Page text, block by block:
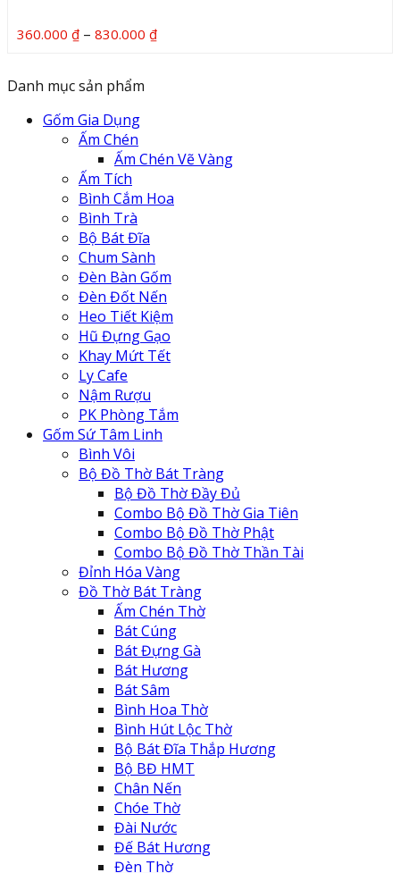
360.000 ₫ – 830.000 ₫Khoảng
Danh mục sản phẩm
Gốm Gia Dụng
Ấm Chén
Ấm Chén Vẽ Vàng
Ấm Tích
Bình Cắm Hoa
Bình Trà
Bộ Bát Đĩa
Chum Sành
Đèn Bàn Gốm
Đèn Đốt Nến
Heo Tiết Kiệm
Hũ Đựng Gạo
Khay Mứt Tết
Ly Cafe
Nậm Rượu
PK Phòng Tắm
Gốm Sứ Tâm Linh
Bình Vôi
Bộ Đồ Thờ Bát Tràng
Bộ Đồ Thờ Đầy Đủ
Combo Bộ Đồ Thờ Gia Tiên
Combo Bộ Đồ Thờ Phật
Combo Bộ Đồ Thờ Thần Tài
Đỉnh Hóa Vàng
Đồ Thờ Bát Tràng
Ấm Chén Thờ
Bát Cúng
Bát Đựng Gà
Bát Hương
Bát Sâm
Bình Hoa Thờ
Bình Hút Lộc Thờ
Bộ Bát Đĩa Thắp Hương
Bộ BĐ HMT
Chân Nến
Chóe Thờ
Đài Nước
Đế Bát Hương
Đèn Thờ